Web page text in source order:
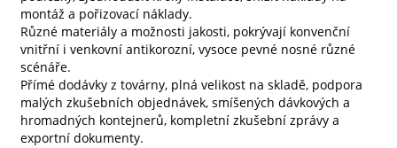
montáž a pořizovací náklady.
Různé materiály a možnosti jakosti, pokrývají konvenční
vnitřní i venkovní antikorozní, vysoce pevné nosné různé
scénáře.
Přímé dodávky z továrny, plná velikost na skladě, podpora
malých zkušebních objednávek, smíšených dávkových a
hromadných kontejnerů, kompletní zkušební zprávy a
exportní dokumenty.